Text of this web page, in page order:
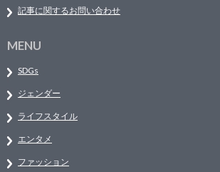
記事に関するお問い合わせ
MENU
SDGs
ジェンダー
ライフスタイル
エンタメ
ファッション